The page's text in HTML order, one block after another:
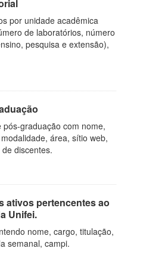
por unidade acadêmica
de laboratórios, número
pesquisa e extensão),
graduação com nome,
área, sítio web,
discentes.
ativos pertencentes ao
Unifei.
nome, cargo, titulação,
semanal, campi.